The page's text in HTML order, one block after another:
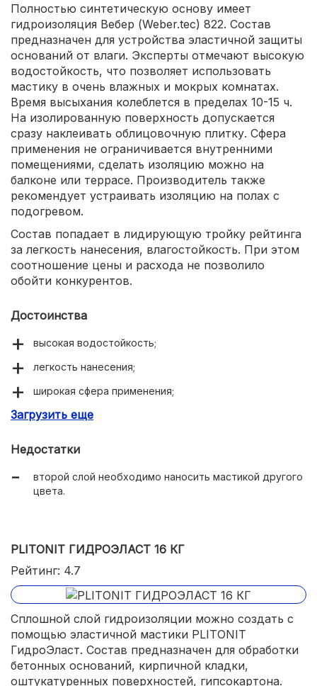
Полностью синтетическую основу имеет
гидроизоляция Вебер (Weber.tec) 822. Состав
предназначен для устройства эластичной защиты
оснований от влаги. Эксперты отмечают высокую
водостойкость, что позволяет использовать
мастику в очень влажных и мокрых комнатах.
Время высыхания колеблется в пределах 10-15 ч.
На изолированную поверхность допускается
сразу наклеивать облицовочную плитку. Сфера
применения не ограничивается внутренними
помещениями, сделать изоляцию можно на
балконе или террасе. Производитель также
рекомендует устраивать изоляцию на полах с
подогревом.
Состав попадает в лидирующую тройку рейтинга
за легкость нанесения, влагостойкость. При этом
соотношение цены и расхода не позволило
обойти конкурентов.
Достоинства
высокая водостойкость;
легкость нанесения;
широкая сфера применения;
пластичность.
Загрузить еще
Недостатки
второй слой необходимо наносить мастикой другого
цвета.
PLITONIT ГИДРОЭЛАСТ 16 КГ
Рейтинг: 4.7
Сплошной слой гидроизоляции можно создать с
помощью эластичной мастики PLITONIT
ГидроЭласт. Состав предназначен для обработки
бетонных оснований, кирпичной кладки,
оштукатуренных поверхностей, гипсокартона.